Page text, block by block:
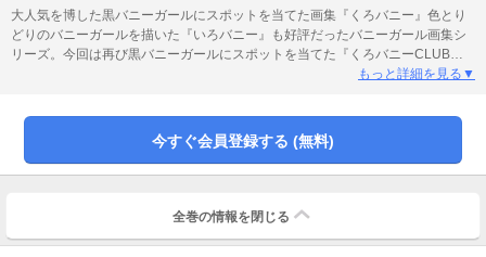
大人気を博した黒バニーガールにスポットを当てた画集『くろバニー』色とり
どりのバニーガールを描いた『いろバニー』も好評だったバニーガール画集シ
リーズ。今回は再び黒バニーガールにスポットを当てた『くろバニーCLUB』
が発売！『くろバニー』に続き、よむ先生による描き下ろしイラストが映える
もっと詳細を見る▼
今すぐ会員登録する (無料)
全巻の情報を 閉じる